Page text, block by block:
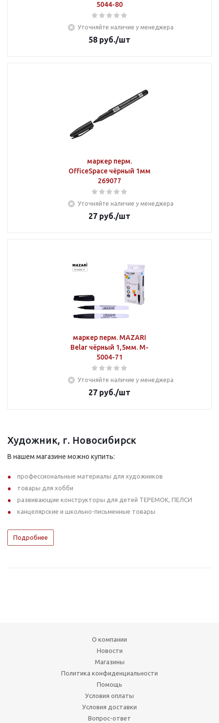
5044-80
Уточняйте наличие у менеджера
58 руб./шт
маркер перм.
OfficeSpace чёрный 1мм
269077
Уточняйте наличие у менеджера
27 руб./шт
маркер перм. MAZARI
Belar чёрный 1,5мм. M-
5004-71
Уточняйте наличие у менеджера
27 руб./шт
Художник, г. Новосибирск
В нашем магазине можно купить:
профессиональные материалы для художников
товары для хобби
развивающие конструкторы для детей ТЕРЕМОК, ПЕЛСИ
канцелярские и школьно-письменные товары
Подробнее
О компании
Новости
Магазины
Политика конфиденциальности
Помощь
Условия оплаты
Условия доставки
Вопрос-ответ